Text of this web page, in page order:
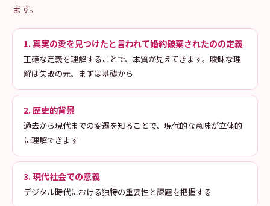
ます。
1. 真実の愛を見つけたと言われて婚約破棄されたのの定義
正確な定義を理解することで、本質が見えてきます。曖昧な理
解は失敗の元。まずは基礎から
2. 歴史的背景
過去から現代までの変遷を知ることで、現代的な意味が立体的
に理解できます
3. 現代社会での意義
デジタル時代における独特の重要性と課題を把握する